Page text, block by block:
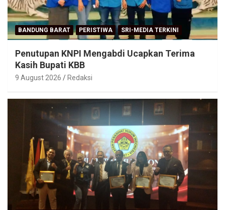
BANDUNG BARAT PERISTIWA SRI-MEDIA TERKINI
Penutupan KNPI Mengabdi Ucapkan Terima
Kasih Bupati KBB
9 August 2026 Redaksi